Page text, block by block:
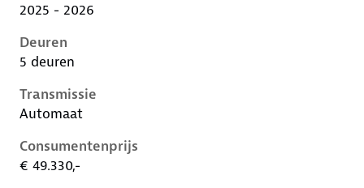
2025 - 2026
Deuren
5 deuren
Transmissie
Automaat
Consumentenprijs
€ 49.330,-